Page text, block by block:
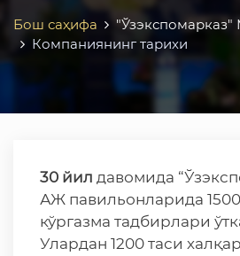
Бош саҳифа
Компаниянинг тарихи
30 йил давомида
АЖ павильонларида
кўргазма тадбирлари
Улардан 1200 таси